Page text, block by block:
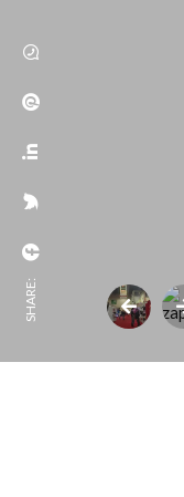
SHARE: